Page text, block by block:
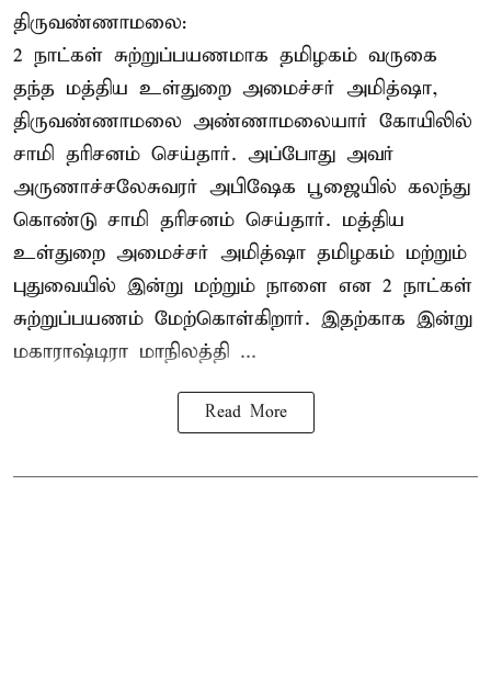
திருவண்ணாமலை:
2 நாட்கள் சுற்றுப்பயணமாக தமிழகம் வருகை
தந்த மத்திய உள்துறை அமைச்சர் அமித்ஷா,
திருவண்ணாமலை அண்ணாமலையார் கோயிலில்
சாமி தரிசனம் செய்தார். அப்போது அவர்
அருணாச்சலேசுவரர் அபிஷேக பூஜையில் கலந்து
கொண்டு சாமி தரிசனம் செய்தார். மத்திய
உள்துறை அமைச்சர் அமித்ஷா தமிழகம் மற்றும்
புதுவையில் இன்று மற்றும் நாளை என 2 நாட்கள்
சுற்றுப்பயணம் மேற்கொள்கிறார். இதற்காக இன்று
மகாராஷ்டிரா மாநிலத்தி ...
Read More